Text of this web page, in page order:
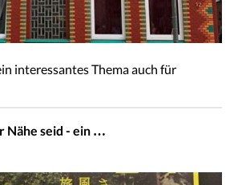
interessantes Thema auch für
Nähe seid - ein …